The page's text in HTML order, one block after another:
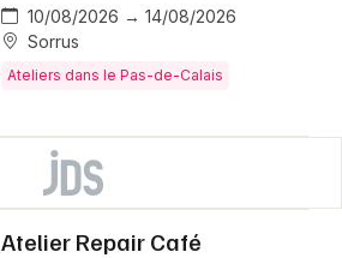
10/08/2026 → 14/08/2026
Sorrus
Ateliers dans le Pas-de-Calais
Atelier Repair Café